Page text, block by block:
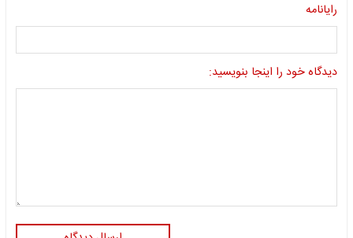
رایانامه
دیدگاه خود را اینجا بنویسید: